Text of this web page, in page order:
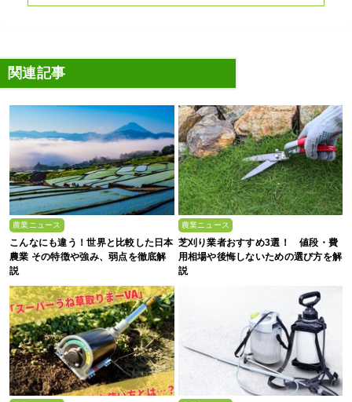
関連記事
農業ニュース
こんなにも違う！世界と比較した日本
農業 その特徴や強み、弱点を徹底解
説
農業ニュース
芝刈り業者おすすめ3選！ 値段・費
用相場や後悔しないための選び方を解
説